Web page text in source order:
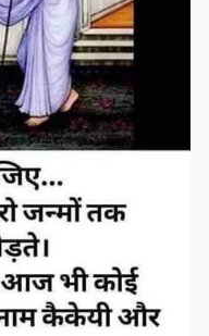
पूर्णमासी याद रखने वाले
समाज का डर पालने वाले,
कुटा हुआ मसाला इस्तेमाल
साग भाजी ढूंढने वाले,
हमारा साथ छोड़ के जा रहे
तो उनका बेहद ख्याल रखें।
जायेगी... वो है, संतोषी
जीवन, मिलावट और बनावट
जीवन और सबकी फिक्र
सन्मान और अपनापन, समय